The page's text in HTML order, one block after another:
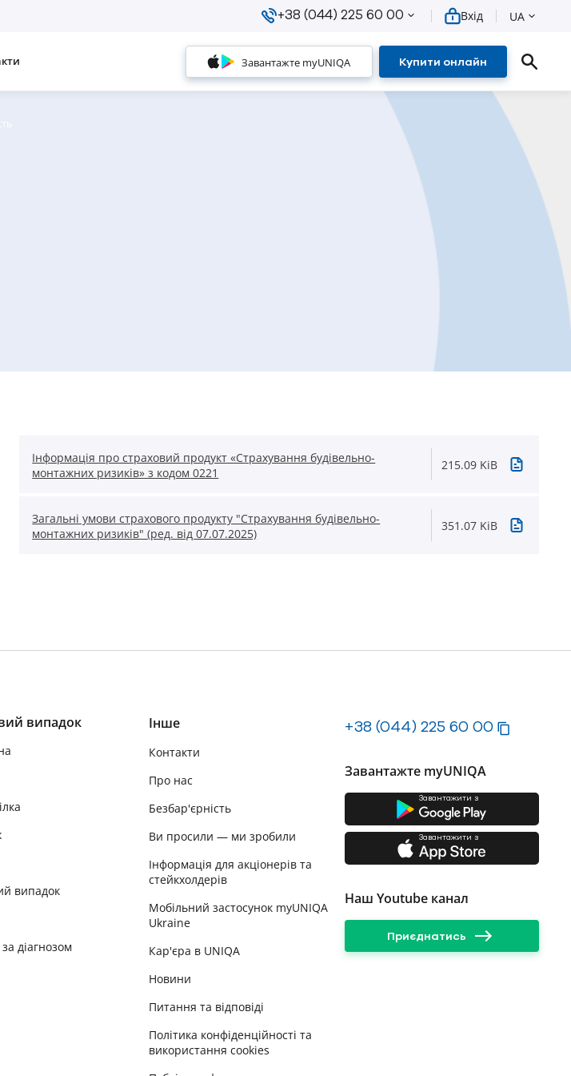
+38 (044) 225 60 00 Вхід UA
Завантажте myUNIQA Купити онлайн
Інформація про страховий продукт «Страхування будівельно-
монтажних ризиків» з кодом 0221
215.09 KiB
Загальні умови страхового продукту "Страхування будівельно-
монтажних ризиків" (ред. від 07.07.2025)
351.07 KiB
випадок
випадок
діагнозом
Інше
Контакти
Про нас
Безбар'єрність
Ви просили — ми зробили
Інформація для акціонерів та
стейкхолдерів
Мобільний застосунок myUNIQA
Ukraine
Кар'єра в UNIQA
Новини
Питання та відповіді
Політика конфіденційності та
використання cookies
+38 (044) 225 60 00
Завантажте myUNIQA
Завантажити з
Завантажити з
Наш Youtube канал
Приєднатись